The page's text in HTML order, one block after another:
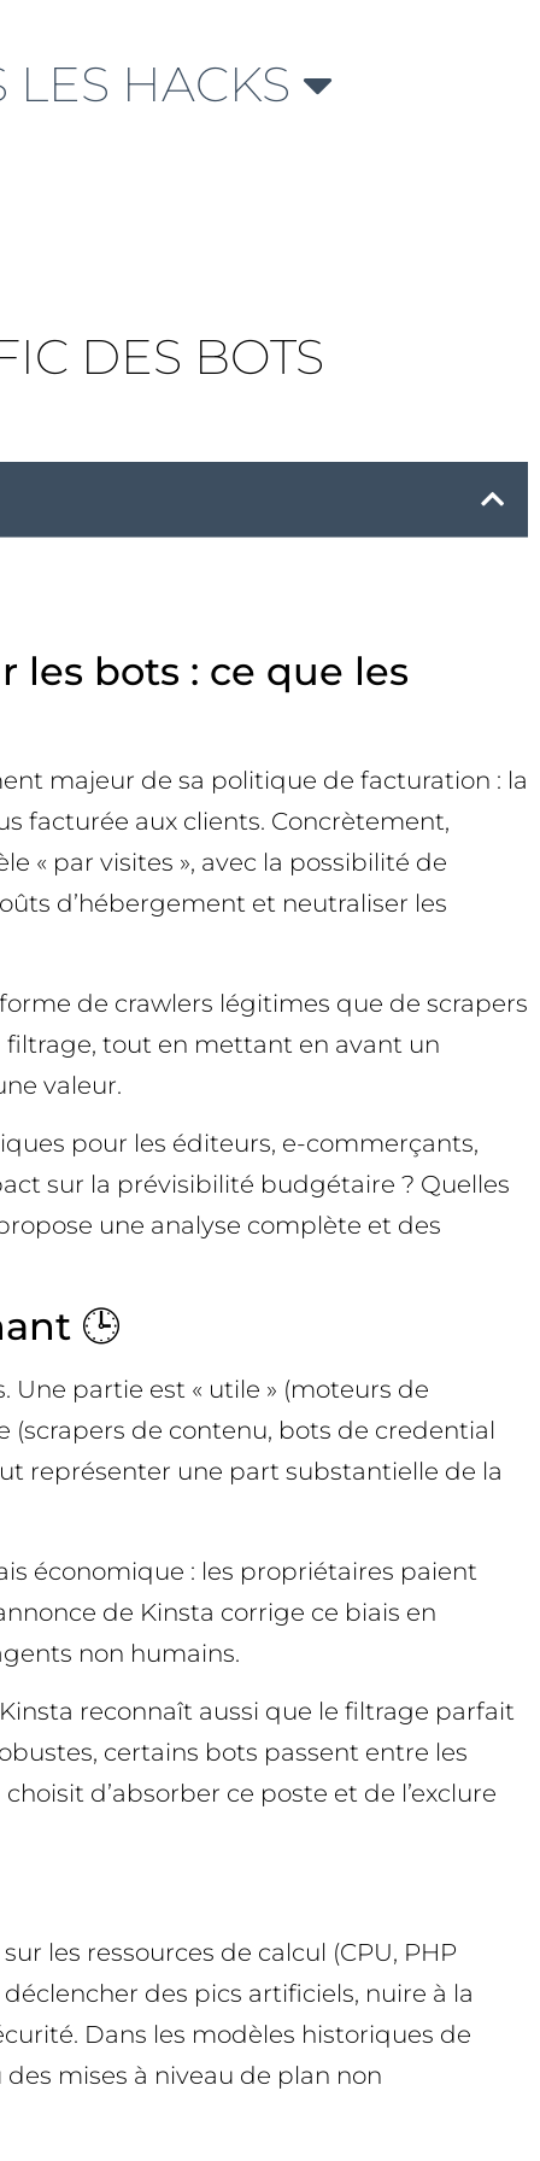
LES HACKS
DES BOTS
les bots : ce que les
majeur de sa politique de facturation : la
facturée aux clients. Concrètement,
« par visites », avec la possibilité de
d’hébergement et neutraliser les
de crawlers légitimes que de scrapers
tout en mettant en avant un
valeur.
pour les éditeurs, e-commerçants,
sur la prévisibilité budgétaire ? Quelles
une analyse complète et des
🕒
Une partie est « utile » (moteurs de
de contenu, bots de credential
représenter une part substantielle de la
économique : les propriétaires paient
de Kinsta corrige ce biais en
non humains.
reconnaît aussi que le filtrage parfait
certains bots passent entre les
d’absorber ce poste et de l’exclure
les ressources de calcul (CPU, PHP
des pics artificiels, nuire à la
Dans les modèles historiques de
mises à niveau de plan non